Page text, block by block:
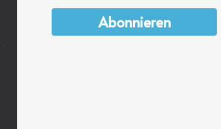
Abonnieren